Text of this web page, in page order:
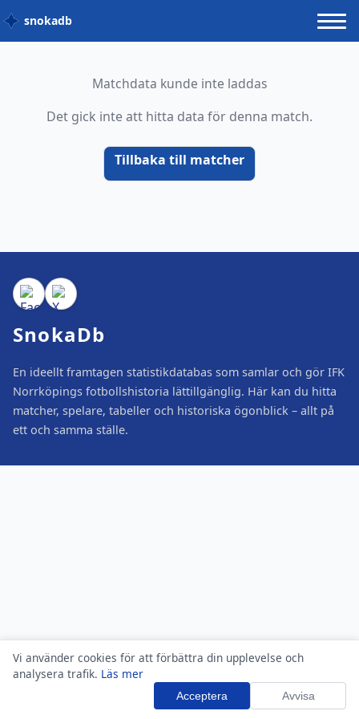
Vi använder cookies för att förbättra din upplevelse och
analysera trafik. Läs mer
Acceptera Avvisa
snokadb
Matchdata kunde inte laddas
Det gick inte att hitta data för denna match.
Tillbaka till matcher
SnokaDb
En ideellt framtagen statistikdatabas som samlar och gör IFK
Norrköpings fotbollshistoria lättillgänglig. Här kan du hitta
matcher, spelare, tabeller och historiska ögonblick – allt på
ett och samma ställe.